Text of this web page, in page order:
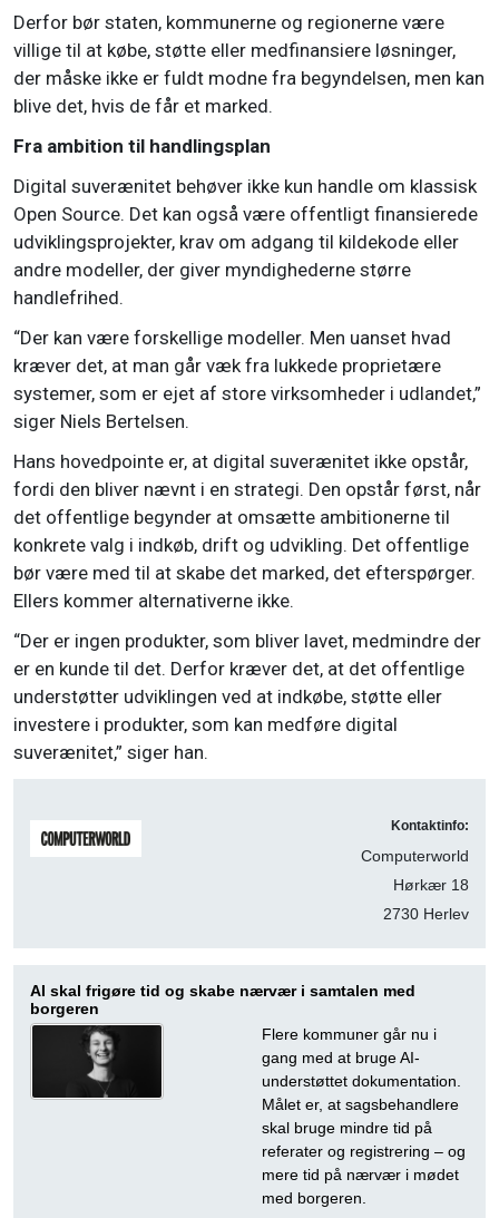
Derfor bør staten, kommunerne og regionerne være
villige til at købe, støtte eller medfinansiere løsninger,
der måske ikke er fuldt modne fra begyndelsen, men kan
blive det, hvis de får et marked.
Fra ambition til handlingsplan
Digital suverænitet behøver ikke kun handle om klassisk
Open Source. Det kan også være offentligt finansierede
udviklingsprojekter, krav om adgang til kildekode eller
andre modeller, der giver myndighederne større
handlefrihed.
“Der kan være forskellige modeller. Men uanset hvad
kræver det, at man går væk fra lukkede proprietære
systemer, som er ejet af store virksomheder i udlandet,”
siger Niels Bertelsen.
Hans hovedpointe er, at digital suverænitet ikke opstår,
fordi den bliver nævnt i en strategi. Den opstår først, når
det offentlige begynder at omsætte ambitionerne til
konkrete valg i indkøb, drift og udvikling. Det offentlige
bør være med til at skabe det marked, det efterspørger.
Ellers kommer alternativerne ikke.
“Der er ingen produkter, som bliver lavet, medmindre der
er en kunde til det. Derfor kræver det, at det offentlige
understøtter udviklingen ved at indkøbe, støtte eller
investere i produkter, som kan medføre digital
suverænitet,” siger han.
Kontaktinfo:
Computerworld
Hørkær 18
2730 Herlev
AI skal frigøre tid og skabe nærvær i samtalen med
borgeren
Flere kommuner går nu i
gang med at bruge AI-
understøttet dokumentation.
Målet er, at sagsbehandlere
skal bruge mindre tid på
referater og registrering – og
mere tid på nærvær i mødet
med borgeren.